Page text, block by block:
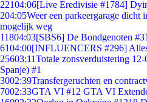
22104:06[Live Eredivisie #1784]
204:05Weer een parkeergarage dicht
mogelijk weg
11804:03[SBS6] De Bondgenoten
6104:00[INFLUENCERS #296]
25603:11Totale zonsverduistering
Spanje) #1
3002:39Transfergeruchten en
7002:33GTA VI #12 GTA VI